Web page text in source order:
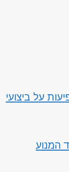
על ביצועי
המנוע